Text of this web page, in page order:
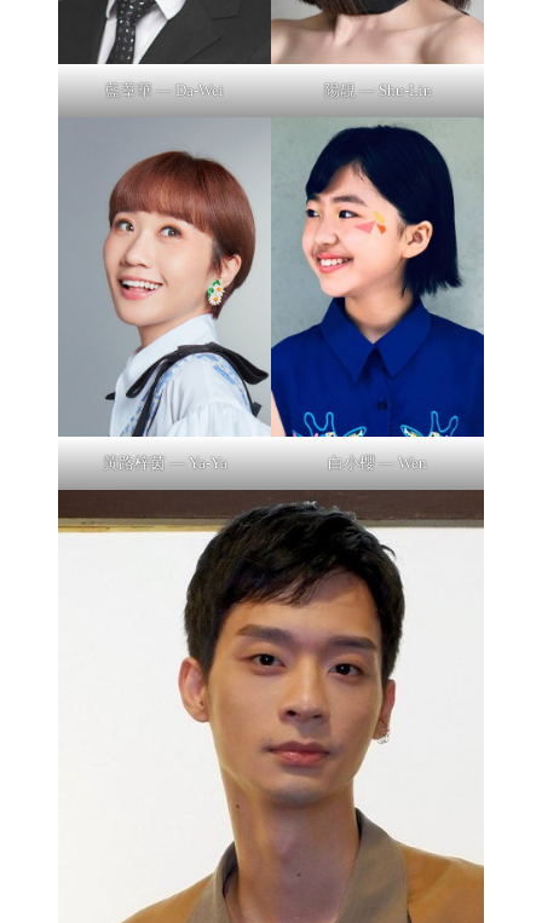
藍葦華 — Da-Wei 陽靚 — Shu-Lin
黃路梓茵 — Ya-Ya 白小櫻 — Wen